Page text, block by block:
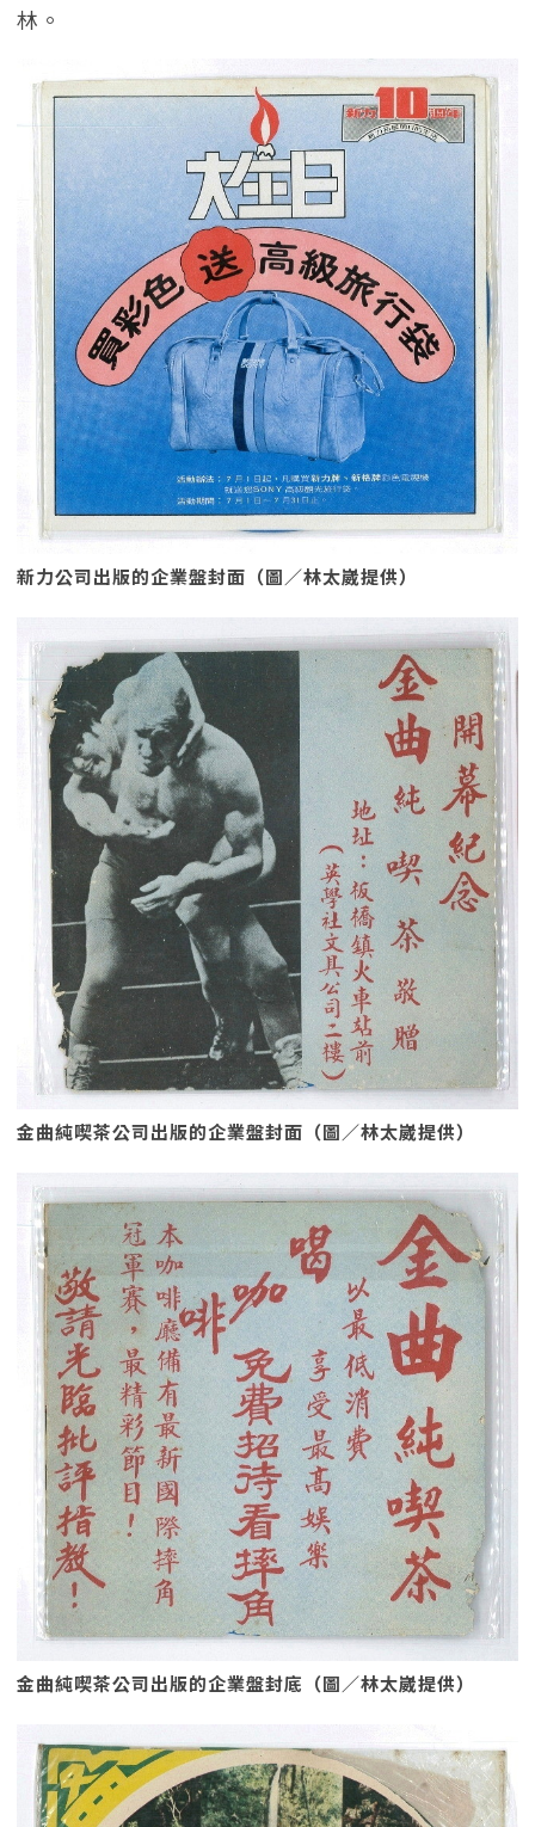
林。
新力公司出版的企業盤封面（圖／林太崴提供）
金曲純喫茶公司出版的企業盤封面（圖／林太崴提供）
金曲純喫茶公司出版的企業盤封底（圖／林太崴提供）